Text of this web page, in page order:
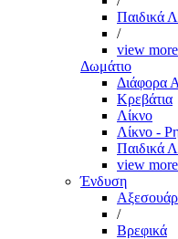
Παιδικά
/
view more
Δωμάτιο
Διάφορα
Κρεβάτια
Λίκνο
Λίκνο -
Παιδικά
view more
Ένδυση
Αξεσουάρ
/
Βρεφικά